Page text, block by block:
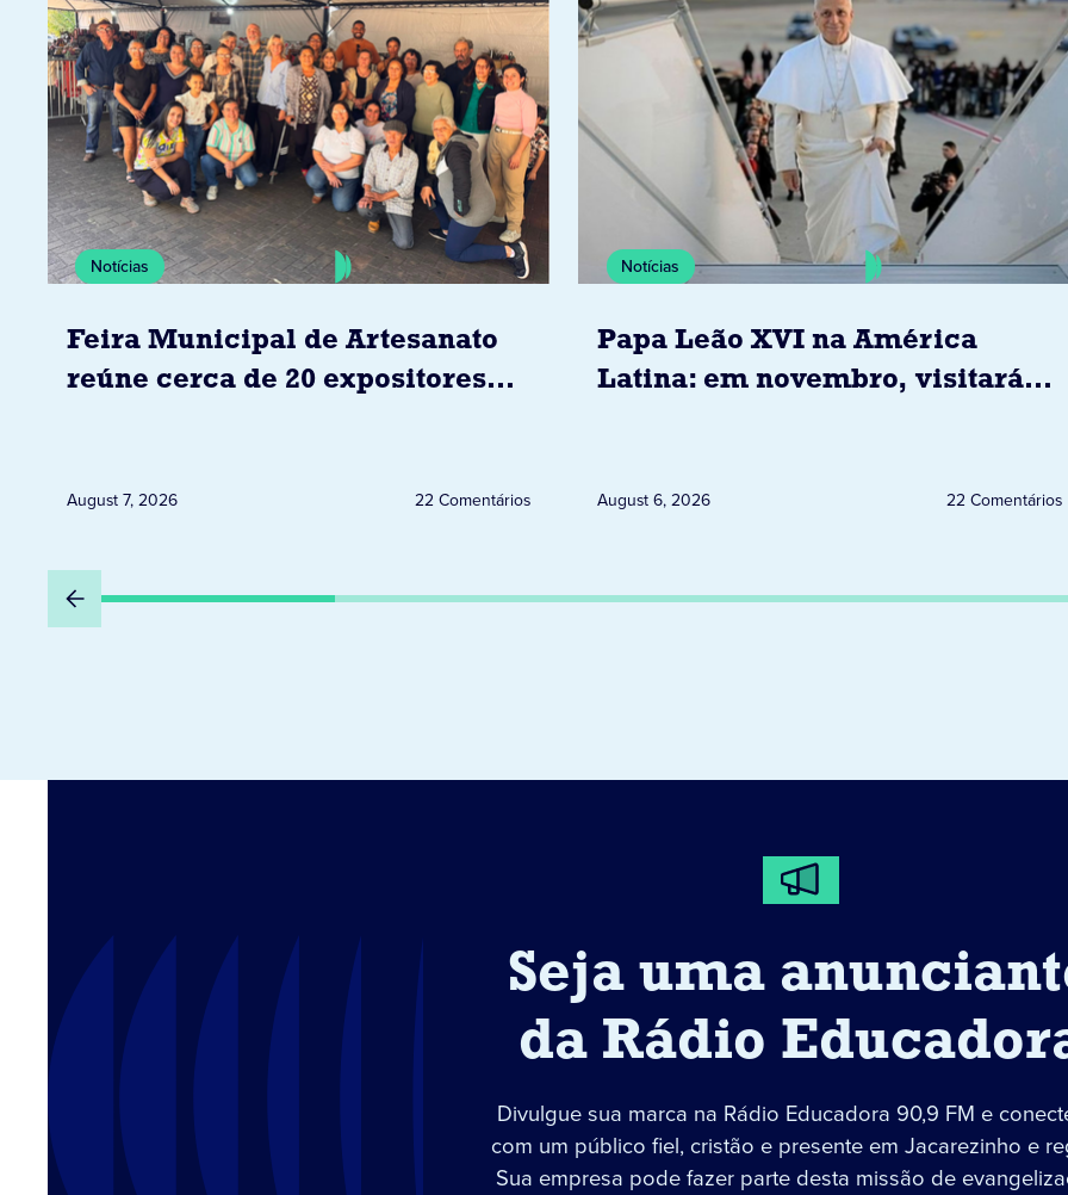
Notícias
Feira Municipal de Artesanato
reúne cerca de 20 expositores
August 7, 2026 22 Comentários
Notícias
Papa Leão XVI na América
Latina: em novembro, visitará
August 6, 2026 22 Comentários
Seja uma
da Rádio
Divulgue sua marca na Rádio Educadora 90,9 FM e
com um público fiel, cristão e presente em Jacarezinho e
Sua empresa pode fazer parte desta missão de